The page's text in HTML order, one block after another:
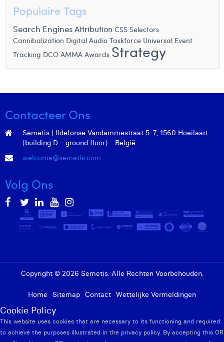
Lisa Protin
Lore Fierens
Lotte Vranckx
Margaux Snakkers
Matthias Langenaeker
Ninon Chevalier
Olivia Lohest
Sebastiaan Reeskamp
Thomas Kurevic
Thomas Riis
Populaire Tags
Search EnginesAttribution CSS Selectors
Cannibalization Digital Audio Taskforce Universal Event
Tracking DCO AMMA Awards Strategy
Contacteer Ons
Semetis | Ildefonse Vandammestraat 5-7, 1560 Hoeilaart
(building D - ground floor) - België
welcome@semetis.com
Volg Ons
Copyright © 2026 Semetis. Alle Rechten Voorbehouden.
Home Sitemap Contact Wettelijke Vermeldingen
Cookie Policy
This website uses cookies that are necessary to its functioning and required
to achieve the purposes illustrated in the privacy policy. By accepting this OR